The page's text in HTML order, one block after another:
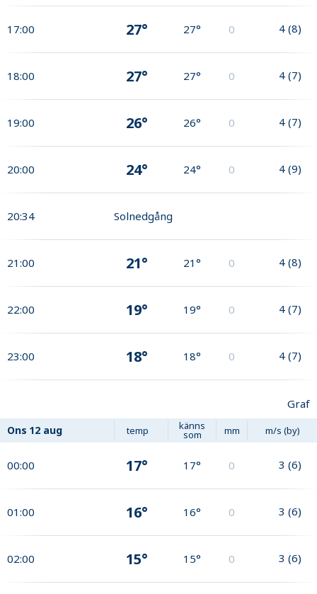
17:00 27° 27° 0 4 (8)
18:00 27° 27° 0 4 (7)
19:00 26° 26° 0 4 (7)
20:00 24° 24° 0 4 (9)
20:34 Solnedgång
21:00 21° 21° 0 4 (8)
22:00 19° 19° 0 4 (7)
23:00 18° 18° 0 4 (7)
Graf
Ons 12 aug temp känns
som mm m/s (by)
00:00 17° 17° 0 3 (6)
01:00 16° 16° 0 3 (6)
02:00 15° 15° 0 3 (6)